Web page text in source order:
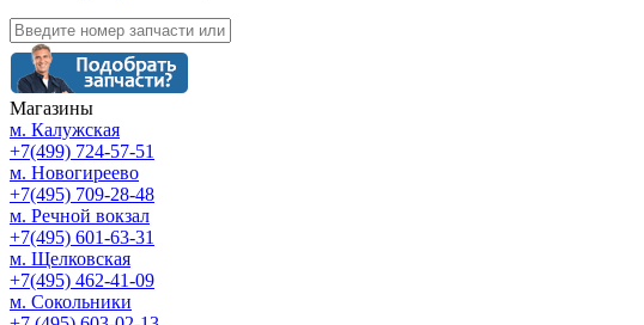
Магазины
м. Калужская
+7(499) 724-57-51
м. Новогиреево
+7(495) 709-28-48
м. Речной вокзал
+7(495) 601-63-31
м. Щелковская
+7(495) 462-41-09
м. Сокольники